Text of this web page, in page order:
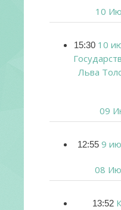
10
15:30 10
Льва
09
12:55 9
08
13:52